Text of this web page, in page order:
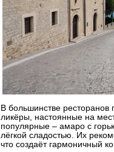
В большинстве
ликёры, настоянные на
популярные – амаро с
лёгкой сладостью. Их
что создаёт гармоничный